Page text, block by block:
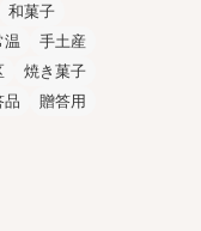
和菓子
温
手土産
焼き菓子
品
贈答用